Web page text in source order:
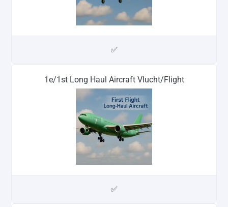
✅
1e/1st Long Haul Aircraft Vlucht/Flight
✅